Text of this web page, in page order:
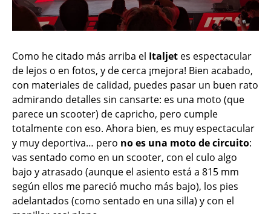
Como he citado más arriba el Italjet es espectacular
de lejos o en fotos, y de cerca ¡mejora! Bien acabado,
con materiales de calidad, puedes pasar un buen rato
admirando detalles sin cansarte: es una moto (que
parece un scooter) de capricho, pero cumple
totalmente con eso. Ahora bien, es muy espectacular
y muy deportiva… pero no es una moto de circuito:
vas sentado como en un scooter, con el culo algo
bajo y atrasado (aunque el asiento está a 815 mm
según ellos me pareció mucho más bajo), los pies
adelantados (como sentado en una silla) y con el